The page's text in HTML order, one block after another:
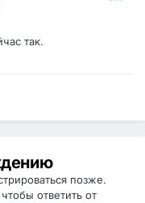
так.
позже.
ответить от